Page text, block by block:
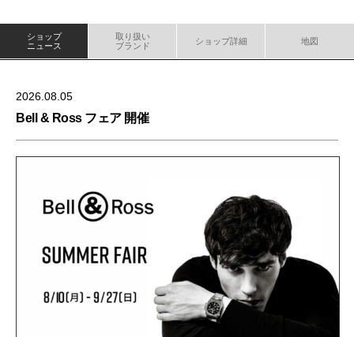
ショップ
ニュース
取り扱い
ブランド
ショップ詳細 地図
2026.08.05
Bell & Ross フェア 開催